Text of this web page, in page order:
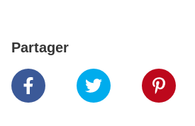
Partager